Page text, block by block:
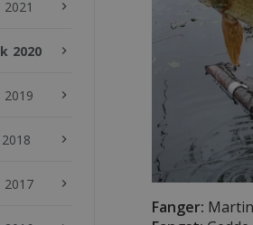
keyboard_arrow_right
2020 keyboard_arrow_right
2019 keyboard_arrow_right
keyboard_arrow_right
2017 keyboard_arrow_right
Fanger: